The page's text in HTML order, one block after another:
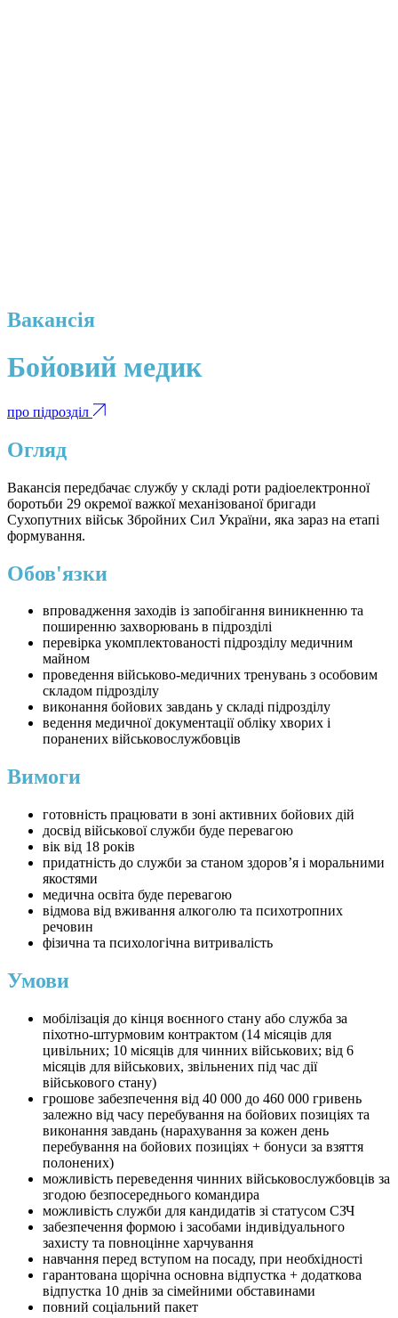
Вакансія
Бойовий медик
про підрозділ
Огляд
Вакансія передбачає службу у складі роти радіоелектронної
боротьби 29 окремої важкої механізованої бригади
Сухопутних військ Збройних Сил України, яка зараз на етапі
формування.
Обов'язки
впровадження заходів із запобігання виникненню та
поширенню захворювань в підрозділі
перевірка укомплектованості підрозділу медичним
майном
проведення військово-медичних тренувань з особовим
складом підрозділу
виконання бойових завдань у складі підрозділу
ведення медичної документації обліку хворих і
поранених військовослужбовців
Вимоги
готовність працювати в зоні активних бойових дій
досвід військової служби буде перевагою
вік від 18 років
придатність до служби за станом здоров’я і моральними
якостями
медична освіта буде перевагою
відмова від вживання алкоголю та психотропних
речовин
фізична та психологічна витривалість
Умови
мобілізація до кінця воєнного стану або служба за
піхотно-штурмовим контрактом (14 місяців для
цивільних; 10 місяців для чинних військових; від 6
місяців для військових, звільнених під час дії
військового стану)
грошове забезпечення від 40 000 до 460 000 гривень
залежно від часу перебування на бойових позиціях та
виконання завдань (нарахування за кожен день
перебування на бойових позиціях + бонуси за взяття
полонених)
можливість переведення чинних військовослужбовців за
згодою безпосереднього командира
можливість служби для кандидатів зі статусом СЗЧ
забезпечення формою і засобами індивідуального
захисту та повноцінне харчування
навчання перед вступом на посаду, при необхідності
гарантована щорічна основна відпустка + додаткова
відпустка 10 днів за сімейними обставинами
повний соціальний пакет